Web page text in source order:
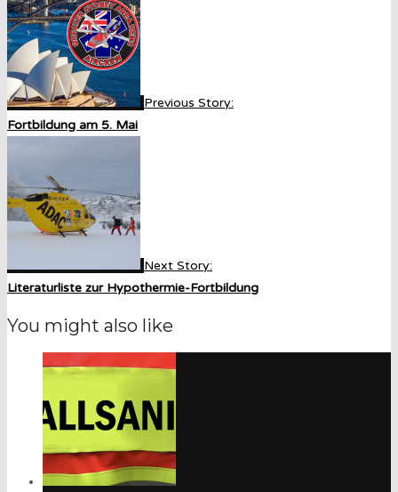
Previous Story:
Fortbildung am 5. Mai
Next Story:
Literaturliste zur Hypothermie-Fortbildung
You might also like